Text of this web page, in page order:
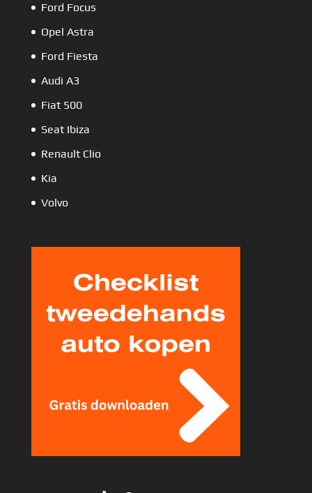
Ford Focus
Opel Astra
Ford Fiesta
Audi A3
Fiat 500
Seat Ibiza
Renault Clio
Kia
Volvo